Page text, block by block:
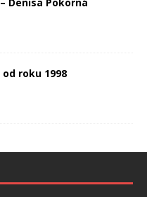
roku 1998